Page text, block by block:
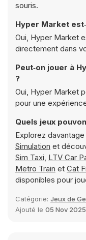
souris.
Hyper Market
Oui, Hyper Market
directement dans
Peut‑on jouer à
?
Oui, Hyper Market
pour une
Quels jeux
Explorez
Simulation et
Sim Taxi, LTV Car
Metro Train et Cat
disponibles pour
Catégorie: Jeux de
Ajouté le 05 Nov 2025